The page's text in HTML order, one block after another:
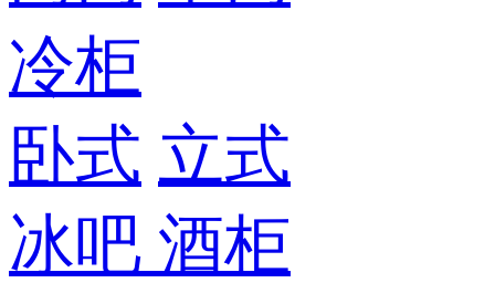
冷柜
卧式 立式
冰吧 酒柜